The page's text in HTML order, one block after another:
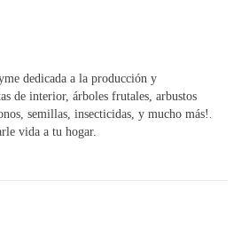
dedicada a la producción y
de interior, árboles frutales, arbustos
semillas, insecticidas, y mucho más!.
vida a tu hogar.